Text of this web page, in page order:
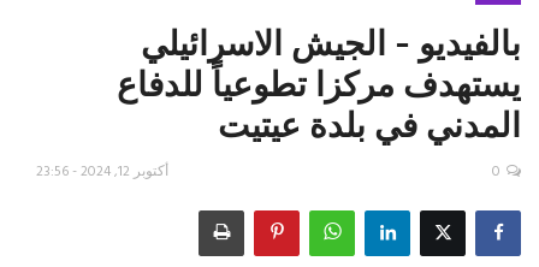
الأخبار
كتّابنا
السعودية
اقتصاد
بالفيديو - الجيش الاسرائيلي
يستهدف مركزا تطوعياً للدفاع
المدني في بلدة عيتيت
أكتوبر 12, 2024 - 23:56 0